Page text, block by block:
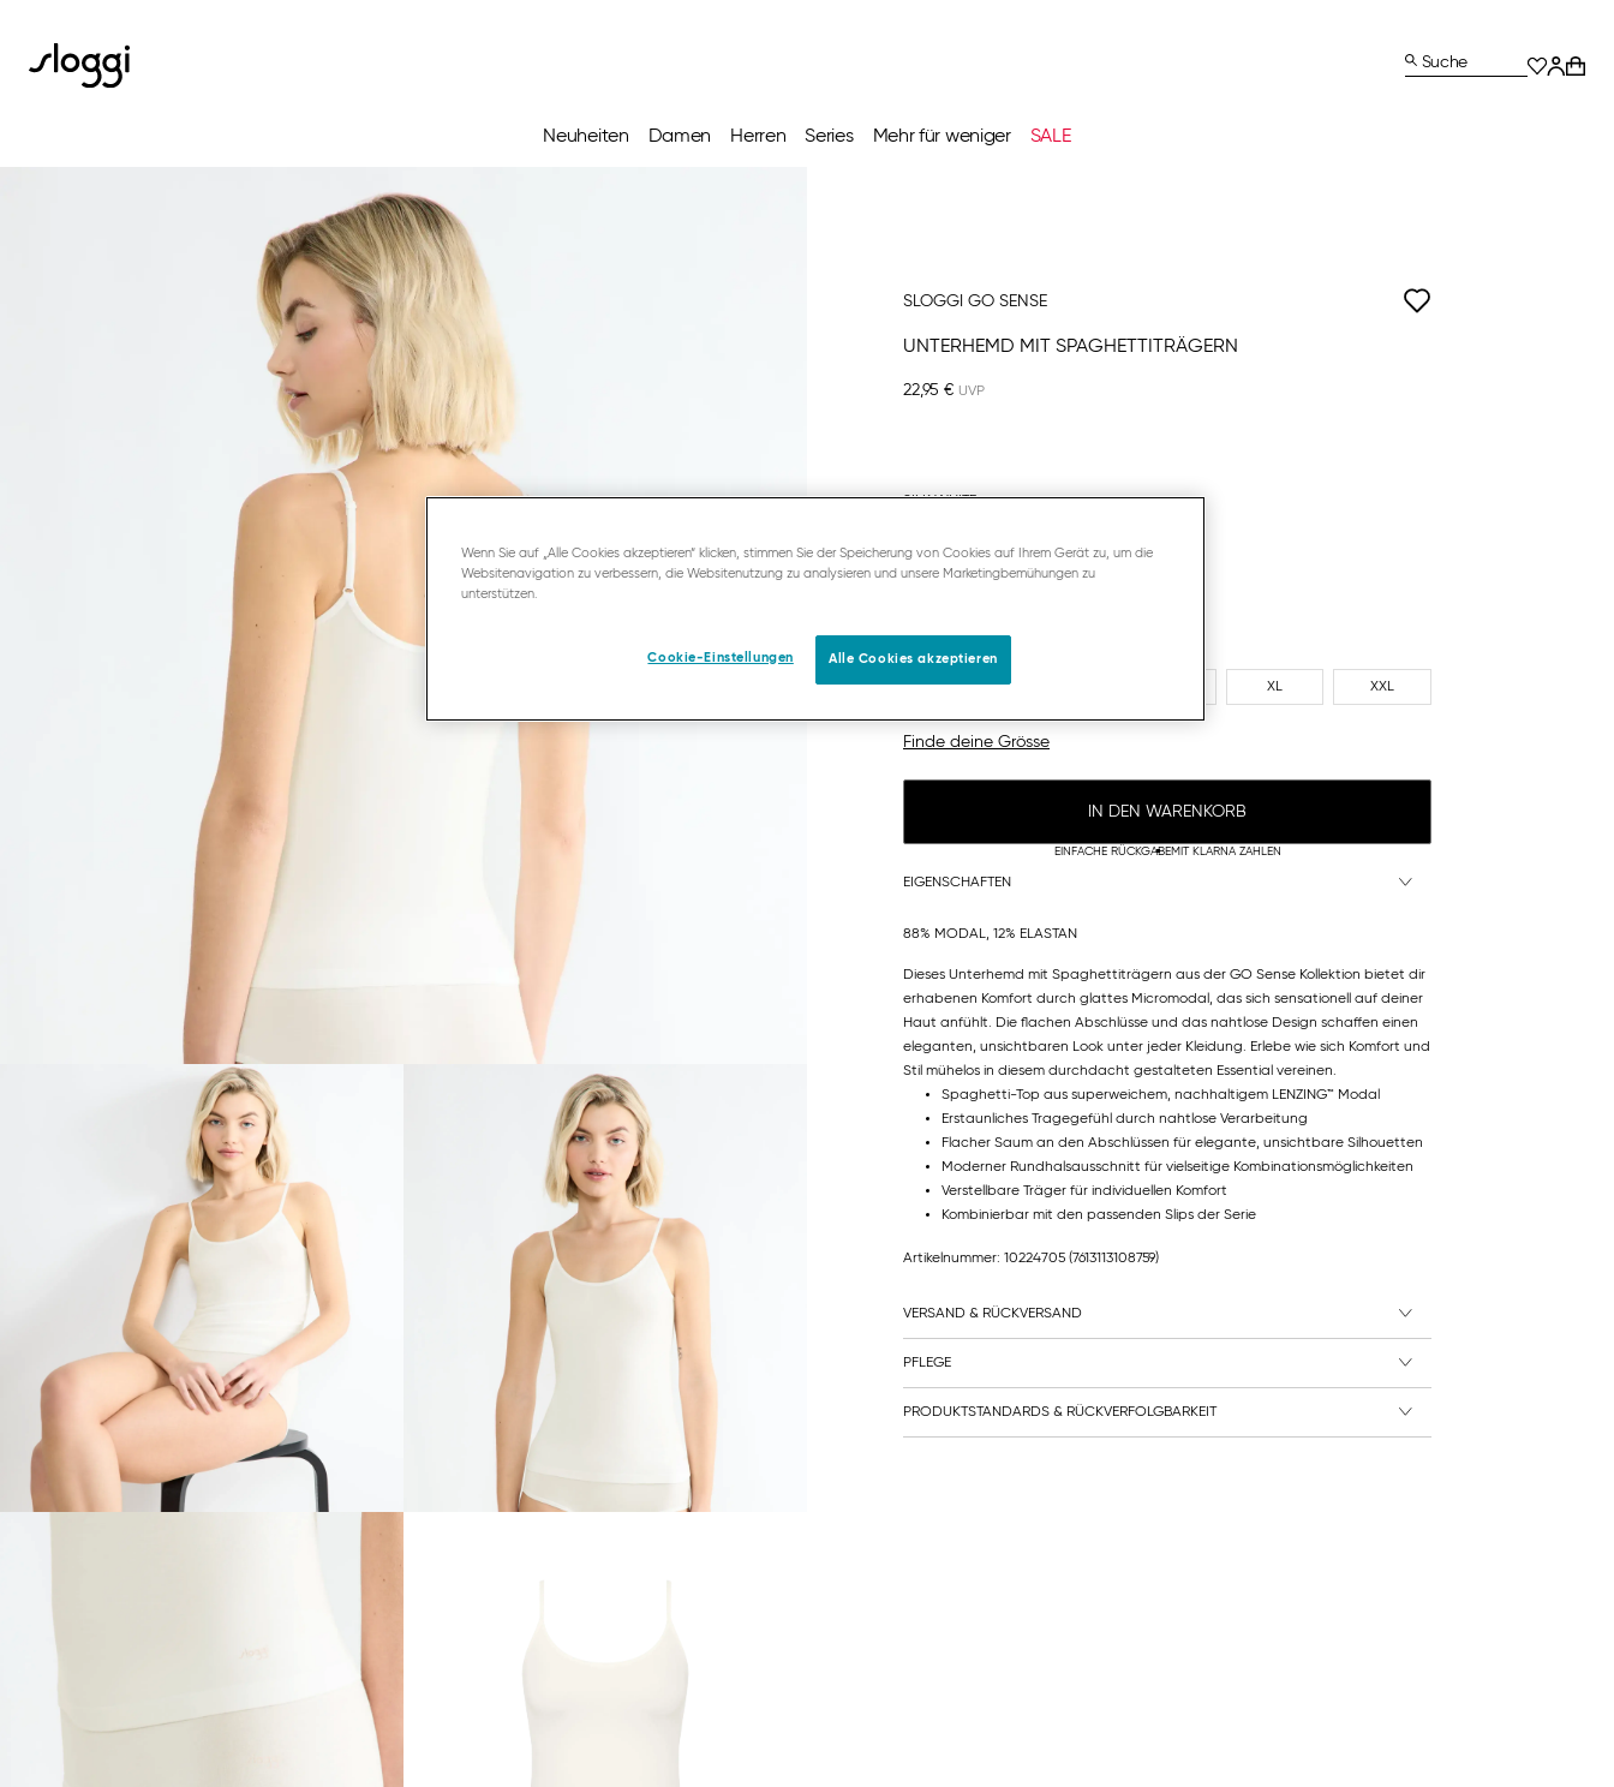
Neuheiten Damen Herren Series Mehr für weniger SALE
Suche
SLOGGI GO SENSE
UNTERHEMD MIT SPAGHETTITRÄGERN
22,95 €
SILK WHITE
S XL XXL
Finde deine Grösse
IN DEN WARENKORB
EINFACHE RÜCKGABEMIT KLARNA ZAHLEN
EIGENSCHAFTEN
88% MODAL, 12% ELASTAN
Dieses Unterhemd mit Spaghettiträgern aus der GO Sense Kollektion bietet dir
erhabenen Komfort durch glattes Micromodal, das sich sensationell auf deiner
Haut anfühlt. Die flachen Abschlüsse und das nahtlose Design schaffen einen
eleganten, unsichtbaren Look unter jeder Kleidung. Erlebe wie sich Komfort und
Stil mühelos in diesem durchdacht gestalteten Essential vereinen.
Spaghetti-Top aus superweichem, nachhaltigem LENZING™ Modal
Erstaunliches Tragegefühl durch nahtlose Verarbeitung
Flacher Saum an den Abschlüssen für elegante, unsichtbare Silhouetten
Moderner Rundhalsausschnitt für vielseitige Kombinationsmöglichkeiten
Verstellbare Träger für individuellen Komfort
Kombinierbar mit den passenden Slips der Serie
Artikelnummer: 10224705 (7613113108759)
VERSAND & RÜCKVERSAND
PFLEGE
PRODUKTSTANDARDS & RÜCKVERFOLGBARKEIT
Wenn Sie auf „Alle Cookies akzeptieren“ klicken, stimmen Sie der Speicherung von Cookies auf Ihrem Gerät zu, um die
Websitenavigation zu verbessern, die Websitenutzung zu analysieren und unsere Marketingbemühungen zu
unterstützen.
Cookie-Einstellungen Alle Cookies akzeptieren